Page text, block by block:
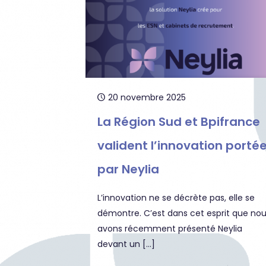
20 novembre 2025
La Région Sud et Bpifrance
valident l’innovation
par Neylia
L’innovation ne se décrète pas, elle se
démontre. C’est dans cet esprit que
avons récemment présenté Neylia
devant un […]